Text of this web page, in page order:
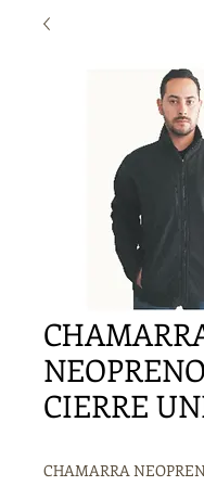
CIERRE
CHAMARRA